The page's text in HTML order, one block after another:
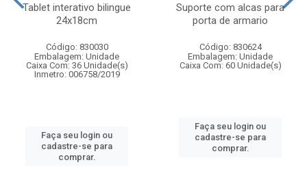
Tablet interativo bilingue
24x18cm
Código: 830030
Embalagem: Unidade
Caixa Com: 36 Unidade(s)
Inmetro: 006758/2019
Faça seu login ou
cadastre-se para
comprar.
Suporte com alcas para
porta de armario
Código: 830624
Embalagem: Unidade
Caixa Com: 60 Unidade(s)
Faça seu login ou
cadastre-se para
comprar.